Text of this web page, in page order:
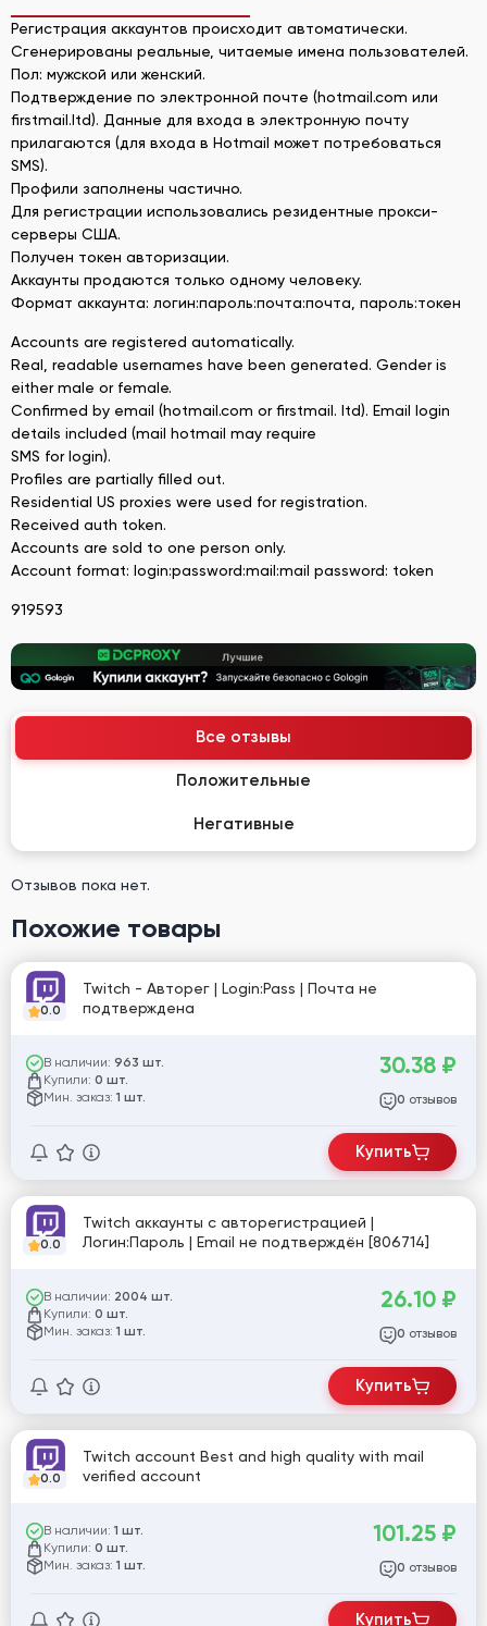
Регистрация аккаунтов происходит автоматически.
Сгенерированы реальные, читаемые имена пользователей.
Пол: мужской или женский.
Подтверждение по электронной почте (hotmail.com или
firstmail.ltd). Данные для входа в электронную почту
прилагаются (для входа в Hotmail может потребоваться
SMS).
Профили заполнены частично.
Для регистрации использовались резидентные прокси-
серверы США.
Получен токен авторизации.
Аккаунты продаются только одному человеку.
Формат аккаунта: логин:пароль:почта:почта, пароль:токен
Accounts are registered automatically.
Real, readable usernames have been generated. Gender is
either male or female.
Confirmed by email (hotmail.com or firstmail. ltd). Email login
details included (mail hotmail may require
SMS for login).
Profiles are partially filled out.
Residential US proxies were used for registration.
Received auth token.
Accounts are sold to one person only.
Account format: login:password:mail:mail password: token
919593
Все отзывы
Положительные
Негативные
Отзывов пока нет.
Похожие товары
0.0
Twitch - Авторег | Login:Pass | Почта не
подтверждена
В наличии: 963 шт.
Купили: 0 шт.
Мин. заказ: 1 шт.
30.38 ₽
0 отзывов
Купить
0.0
Twitch аккаунты с авторегистрацией |
Логин:Пароль | Email не подтверждён [806714]
В наличии: 2004 шт.
Купили: 0 шт.
Мин. заказ: 1 шт.
26.10 ₽
0 отзывов
Купить
0.0
Twitch account Best and high quality with mail
verified account
В наличии: 1 шт.
Купили: 0 шт.
Мин. заказ: 1 шт.
101.25 ₽
0 отзывов
Купить